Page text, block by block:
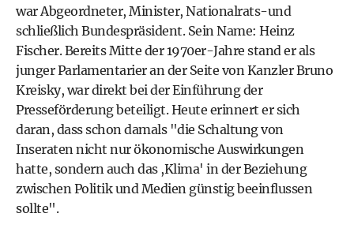
war Abgeordneter, Minister, Nationalrats-und
schließlich Bundespräsident. Sein Name: Heinz
Fischer. Bereits Mitte der 1970er-Jahre stand er als
junger Parlamentarier an der Seite von Kanzler Bruno
Kreisky, war direkt bei der Einführung der
Presseförderung beteiligt. Heute erinnert er sich
daran, dass schon damals "die Schaltung von
Inseraten nicht nur ökonomische Auswirkungen
hatte, sondern auch das ,Klima' in der Beziehung
zwischen Politik und Medien günstig beeinflussen
sollte".